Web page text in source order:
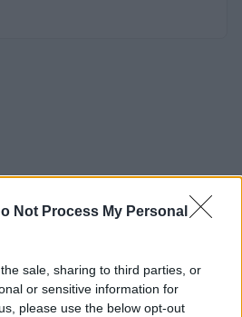
Not Process My Personal
sale, sharing to third parties, or
or sensitive information for
please use the below opt-out